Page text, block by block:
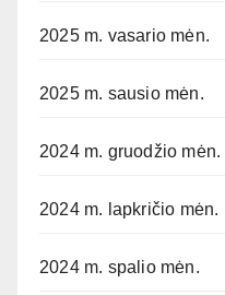
2025 m. vasario mėn.
2025 m. sausio mėn.
2024 m. gruodžio mėn.
2024 m. lapkričio mėn.
2024 m. spalio mėn.